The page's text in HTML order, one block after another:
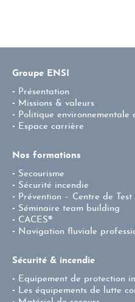
Groupe ENSI
Présentation
Missions & valeurs
Politique environnementale
Espace carrière
Nos formations
Secourisme
Sécurité incendie
Prévention – Centre de Test
Séminaire team building
CACES®
Navigation fluviale
Sécurité & incendie
Equipement de protection
Les équipements de lutte